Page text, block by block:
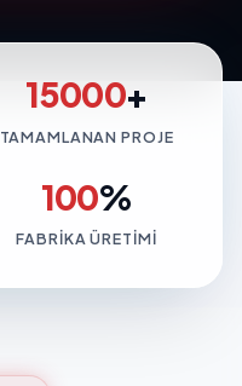
15000+
TAMAMLANAN PROJE
100%
FABRIKA ÜRETIMI